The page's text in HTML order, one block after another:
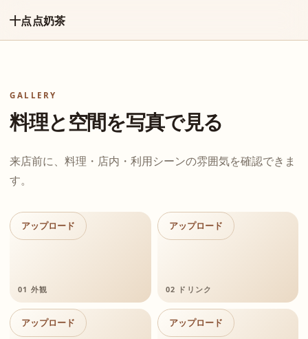
十点点奶茶
GALLERY
料理と空間を写真で見る
来店前に、料理・店内・利用シーンの雰囲気を確認できま
す。
アップロード
01 外観
アップロード
02 ドリンク
アップロード アップロード